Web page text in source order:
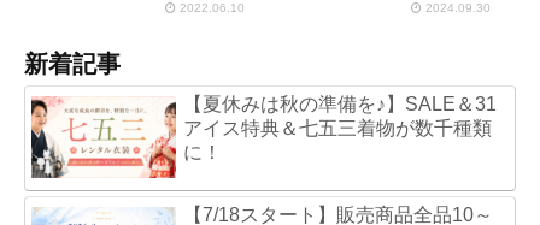
2022.06.10 2024.09.30
新着記事
【夏休みは秋の準備を♪】SALE＆31
アイス特典＆七五三着物が数千種類
に！
【7/18スタート】販売商品全品10～